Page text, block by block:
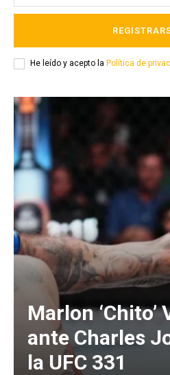
He leído y acepto la Política de
Marlon ‘Chito’
ante Charles
la UFC 331